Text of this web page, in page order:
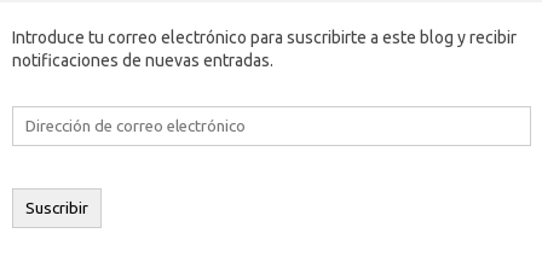
Introduce tu correo electrónico para suscribirte a este blog y recibir
notificaciones de nuevas entradas.
Dirección
electrónico
Suscribir